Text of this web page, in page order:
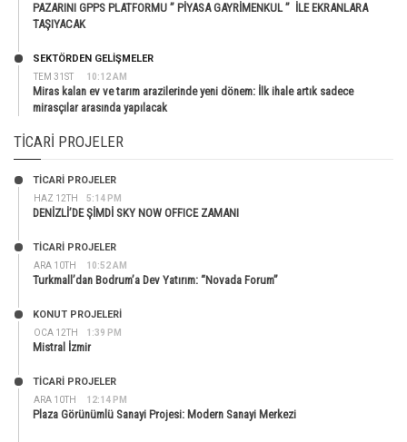
PAZARINI GPPS PLATFORMU ” PİYASA GAYRİMENKUL ” İLE EKRANLARA
TAŞIYACAK
TEM 31ST 10:12 AM
SEKTÖRDEN GELIŞMELER
Miras kalan ev ve tarım arazilerinde yeni dönem: İlk ihale artık sadece
mirasçılar arasında yapılacak
TICARI PROJELER
HAZ 12TH 5:14 PM
TİCARİ PROJELER
DENİZLİ’DE ŞİMDİ SKY NOW OFFICE ZAMANI
ARA 10TH 10:52 AM
TİCARİ PROJELER
Turkmall’dan Bodrum’a Dev Yatırım: “Novada Forum”
OCA 12TH 1:39 PM
KONUT PROJELERI
Mistral İzmir
ARA 10TH 12:14 PM
TİCARİ PROJELER
Plaza Görünümlü Sanayi Projesi: Modern Sanayi Merkezi